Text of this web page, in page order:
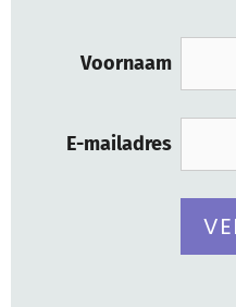
Voornaam
E-mailadres